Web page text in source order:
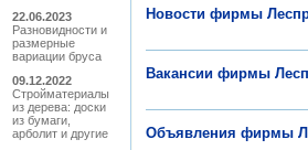
22.06.2023
Разновидности и
размерные
вариации бруса
09.12.2022
Стройматериалы
из дерева: доски
из бумаги,
арболит и другие
Новости фирмы
Вакансии фирмы
Объявления фирмы